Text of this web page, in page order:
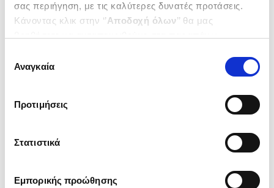
σας περιήγηση, με τις καλύτερες δυνατές προτάσεις.
Κάνοντας κλικ στην ‘’Αποδοχή όλων’’ θα μας
ενδιαφέρουν και να επιλέξετε από τα παρακάτω με την
΄΄και να ενημερωθείτε σχετικά με
συγκατάθεσης
Αναγκαία
Προτιμήσεις
Στατιστικά
Εμπορικής προώθησης